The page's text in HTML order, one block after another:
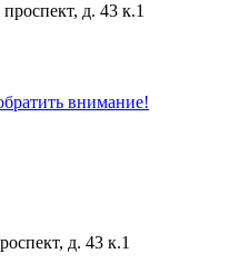
д. 43 к.1
внимание!
д. 43 к.1